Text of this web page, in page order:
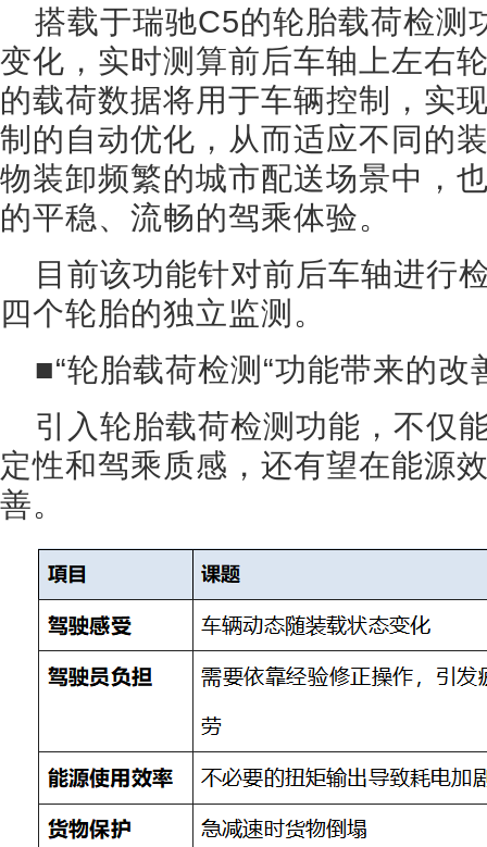
搭载于瑞驰C5的轮胎载荷检测
变化，实时测算前后车轴上左右
的载荷数据将用于车辆控制，实
制的自动优化，从而适应不同的
物装卸频繁的城市配送场景中，
的平稳、流畅的驾乘体验。
目前该功能针对前后车轴进行
四个轮胎的独立监测。
■“轮胎载荷检测“功能带来的改
引入轮胎载荷检测功能，不仅
定性和驾乘质感，还有望在能源
善。